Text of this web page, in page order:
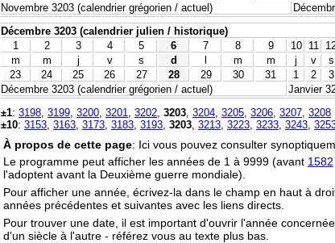
Novembre 3203 (calendrier grégorien / actuel)
Décembre 3203 (calendrier julien / historique)
1
2 3 4 5 6 7 8 9 10 11
m
m j v s d l m m j v s
23
24 25 26 27 28 29 30 31 1 2 3
Décembre 3203 (calendrier grégorien / actuel)
Janvier
±1: 3198 3199 3200 3201 3202 3203 3204 3205 3206 3207 3208
±10: 3153 3163 3173 3183 3193 3203 3213 3223 3233 3243
À propos de cette page: Ici vous pouvez consulter
Le programme peut afficher les années de 1 à 9999 (avant 1582
l'adoptent avant la Deuxième guerre mondiale).
Pour afficher une année, écrivez-la dans le champ en haut à
années précédentes et suivantes avec les liens directs.
Pour trouver une date, il est important d'ouvrir l'année
d'un siècle à l'autre - référez vous au texte plus bas.